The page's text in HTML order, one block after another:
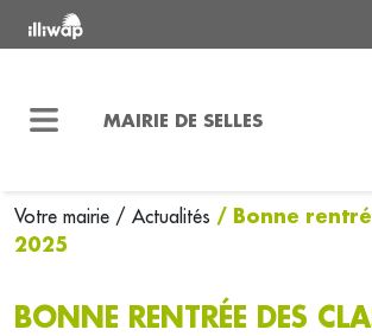
MAIRIE DE SELLES
Votre mairie / Actualités / Bonne
2025
BONNE RENTRÉE DES